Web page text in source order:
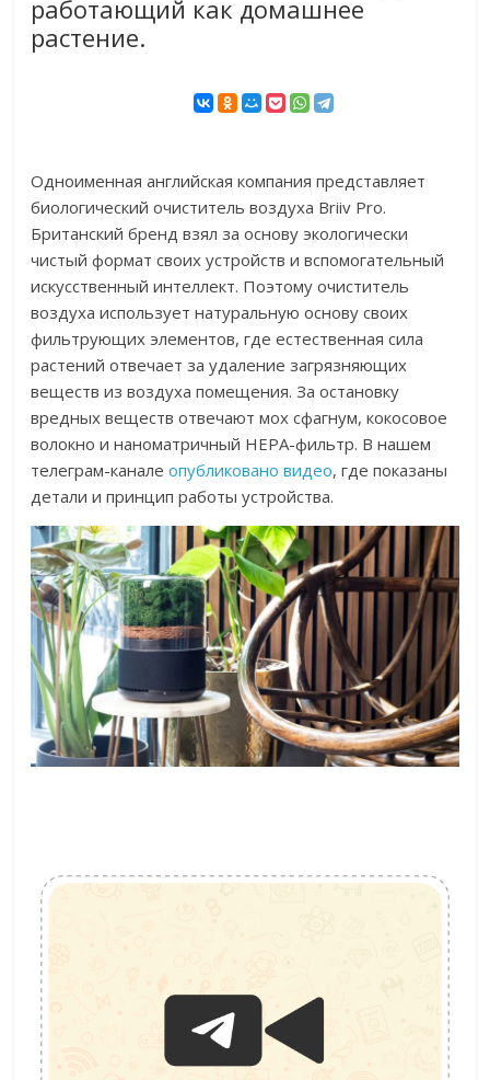
работающий как домашнее
растение.
Одноименная английская компания представляет
биологический очиститель воздуха Briiv Pro.
Британский бренд взял за основу экологически
чистый формат своих устройств и вспомогательный
искусственный интеллект. Поэтому очиститель
воздуха использует натуральную основу своих
фильтрующих элементов, где естественная сила
растений отвечает за удаление загрязняющих
веществ из воздуха помещения. За остановку
вредных веществ отвечают мох сфагнум, кокосовое
волокно и наноматричный HEPA-фильтр. В нашем
телеграм-каналеопубликовано видео, где показаны
детали и принцип работы устройства.